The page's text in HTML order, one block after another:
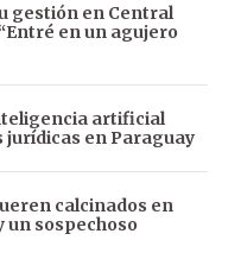
gestión en Central
en un agujero
artificial
en Paraguay
calcinados en
un sospechoso